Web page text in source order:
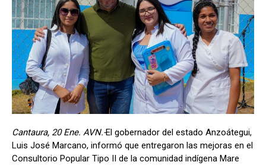
Cantaura, 20 Ene. AVN.-El gobernador del estado Anzoátegui,
Luis José Marcano, informó que entregaron las mejoras en el
Consultorio Popular Tipo II de la comunidad indígena Mare